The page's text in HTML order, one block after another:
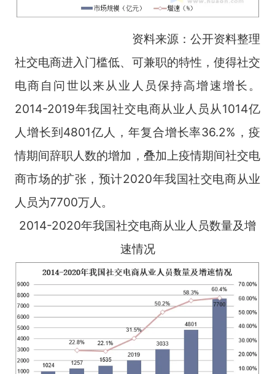
资料来源：公开资料整理
社交电商进入门槛低、可兼职的特性，使得社交
电商自问世以来从业人员保持高增速增长。
2014-2019年我国社交电商从业人员从1014亿
人增长到4801亿人，年复合增长率36.2%，疫
情期间辞职人数的增加，叠加上疫情期间社交电
商市场的扩张，预计2020年我国社交电商从业
人员为7700万人。
2014-2020年我国社交电商从业人员数量及增
速情况